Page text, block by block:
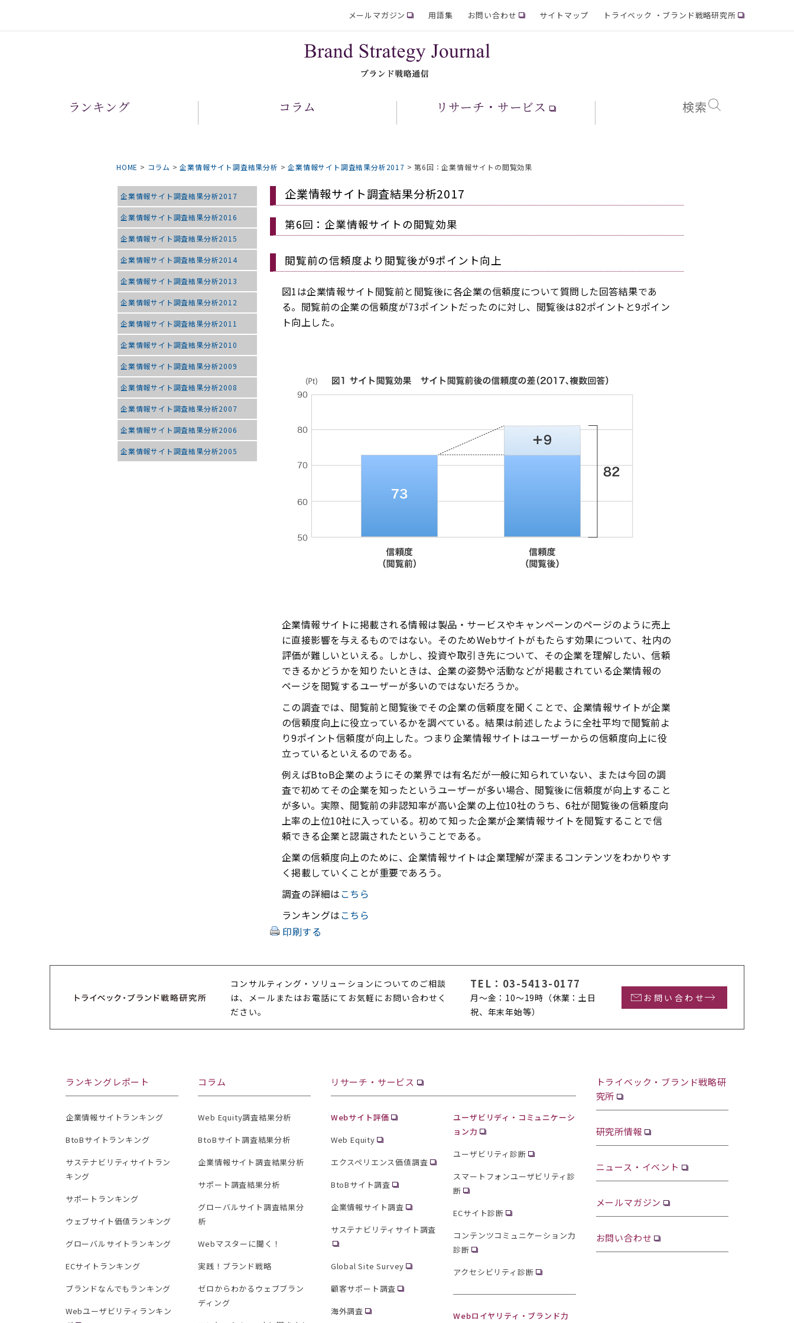
メールマガジン 用語集 お問い合わせ サイトマップ トライベック ・ブランド戦略研究所
ランキング コラム リサーチ・サービス 検索
HOME > コラム >企業情報サイト調査結果分析 >企業情報サイト調査結果分析2017 >第6回：企業情報サイトの閲覧効果
企業情報サイト調査結果分析2017
企業情報サイト調査結果分析2016
企業情報サイト調査結果分析2015
企業情報サイト調査結果分析2014
企業情報サイト調査結果分析2013
企業情報サイト調査結果分析2012
企業情報サイト調査結果分析2011
企業情報サイト調査結果分析2010
企業情報サイト調査結果分析2009
企業情報サイト調査結果分析2008
企業情報サイト調査結果分析2007
企業情報サイト調査結果分析2006
企業情報サイト調査結果分析2005
企業情報サイト調査結果分析2017
第6回：企業情報サイトの閲覧効果
閲覧前の信頼度より閲覧後が9ポイント向上
図1は企業情報サイト閲覧前と閲覧後に各企業の信頼度について質問した回答結果であ
る。閲覧前の企業の信頼度が73ポイントだったのに対し、閲覧後は82ポイントと9ポイン
ト向上した。
企業情報サイトに掲載される情報は製品・サービスやキャンペーンのページのように売上
に直接影響を与えるものではない。そのためWebサイトがもたらす効果について、社内の
評価が難しいといえる。しかし、投資や取引き先について、その企業を理解したい、信頼
できるかどうかを知りたいときは、企業の姿勢や活動などが掲載されている企業情報の
ページを閲覧するユーザーが多いのではないだろうか。
この調査では、閲覧前と閲覧後でその企業の信頼度を聞くことで、企業情報サイトが企業
の信頼度向上に役立っているかを調べている。結果は前述したように全社平均で閲覧前よ
り9ポイント信頼度が向上した。つまり企業情報サイトはユーザーからの信頼度向上に役
立っているといえるのである。
例えばBtoB企業のようにその業界では有名だが一般に知られていない、または今回の調
査で初めてその企業を知ったというユーザーが多い場合、閲覧後に信頼度が向上すること
が多い。実際、閲覧前の非認知率が高い企業の上位10社のうち、6社が閲覧後の信頼度向
上率の上位10社に入っている。初めて知った企業が企業情報サイトを閲覧することで信
頼できる企業と認識されたということである。
企業の信頼度向上のために、企業情報サイトは企業理解が深まるコンテンツをわかりやす
く掲載していくことが重要であろう。
調査の詳細はこちら
ランキングはこちら
印刷する
コンサルティング・ソリューションについてのご相談
は、メールまたはお電話にてお気軽にお問い合わせく
ださい。
TEL： 03-5413-0177
月〜金：10〜19時 （休業：土日
祝、年末年始等）
お問い合わせ
ランキングレポート
企業情報サイトランキング
BtoBサイトランキング
サステナビリティサイトラン
キング
サポートランキング
ウェブサイト価値ランキング
グローバルサイトランキング
ECサイトランキング
ブランドなんでもランキング
Webユーザビリティランキン
コラム
Web Equity調査結果分析
BtoBサイト調査結果分析
企業情報サイト調査結果分析
サポート調査結果分析
グローバルサイト調査結果分
析
Webマスターに聞く！
実践！ブランド戦略
ゼロからわかるウェブブラン
ディング
リサーチ・サービス
Webサイト評価
Web Equity
エクスペリエンス価値調査
BtoBサイト調査
企業情報サイト調査
サステナビリティサイト調査
Global Site Survey
顧客サポート調査
海外調査
ユーザビリディ・コミュニケーシ
ョン力
ユーザビリティ診断
スマートフォンユーザビリティ診
断
ECサイト診断
コンテンツコミュニケーション力
診断
アクセシビリティ診断
Webロイヤリティ・ブランド力
トライベック・ブランド戦略研
究所
研究所情報
ニュース・イベント
メールマガジン
お問い合わせ